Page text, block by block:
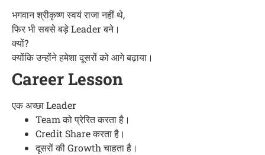
भगवान श्रीकृष्ण स्वयं राजा नहीं थे,
फिर भी सबसे बड़े Leader बने।
क्यों?
क्योंकि उन्होंने हमेशा दूसरों को आगे बढ़ाया।
Career Lesson
एक अच्छा Leader
Team को प्रेरित करता है।
Credit Share करता है।
दूसरों की Growth चाहता है।